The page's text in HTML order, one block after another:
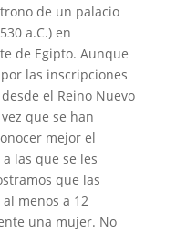
de un palacio
a.C.) en
de Egipto. Aunque
las inscripciones
el Reino Nuevo
que se han
mejor el
las que se les
que las
menos a 12
una mujer. No